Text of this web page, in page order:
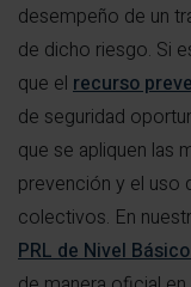
desempeño de un
de dicho riesgo. Si
que el recurso
de seguridad
que se apliquen las
prevención y el uso
colectivos. En
PRL de Nivel